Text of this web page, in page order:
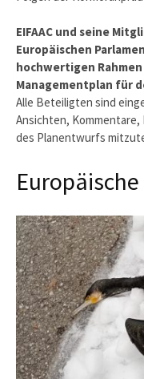
EIFAAC und seine
Europäischen
hochwertigen
Managementplan für
Alle Beteiligten sind
Ansichten, Kommentare,
des Planentwurfs